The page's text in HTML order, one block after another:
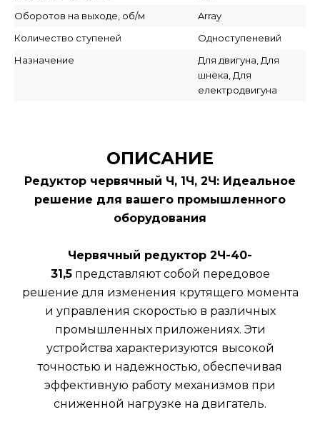
Оборотов на выходе, об/м
Array
Количество ступеней
Одноступеневий
Назначение
Для двигуна, Для
шнека, Для
електродвигуна
ОПИСАНИЕ
Редуктор червячный Ч, 1Ч, 2Ч: Идеальное
решение для вашего промышленного
оборудования
Червячный редуктор 2Ч-40-
31,5представляют собой передовое
решение для изменения крутящего момента
и управления скоростью в различных
промышленных приложениях. Эти
устройства характеризуются высокой
точностью и надежностью, обеспечивая
эффективную работу механизмов при
сниженной нагрузке на двигатель.